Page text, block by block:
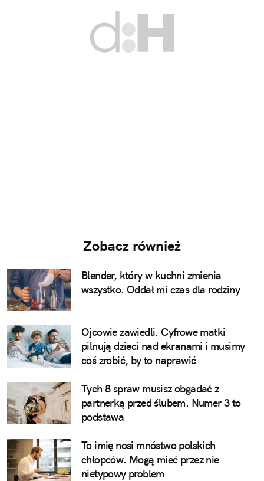
Zobacz również
Blender, który w kuchni zmienia
wszystko. Oddał mi czas dla rodziny
Ojcowie zawiedli. Cyfrowe matki
pilnują dzieci nad ekranami i musimy
coś zrobić, by to naprawić
Tych 8 spraw musisz obgadać z
partnerką przed ślubem. Numer 3 to
podstawa
To imię nosi mnóstwo polskich
chłopców. Mogą mieć przez nie
nietypowy problem